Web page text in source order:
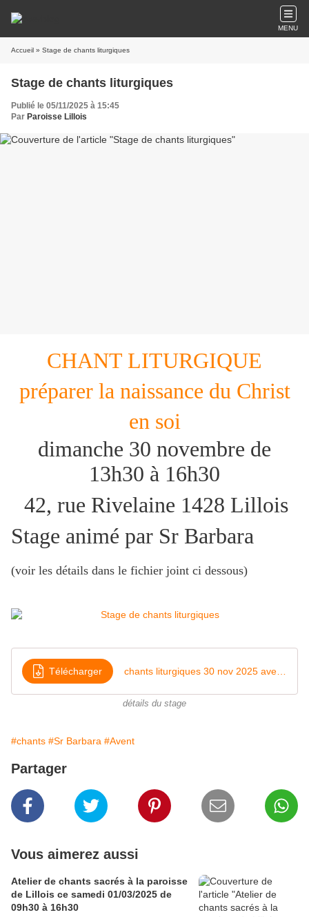
MENU
Accueil » Stage de chants liturgiques
Stage de chants liturgiques
Publié le 05/11/2025 à 15:45
Par Paroisse Lillois
CHANT LITURGIQUE
préparer la naissance du Christ
en soi
dimanche 30 novembre de
13h30 à 16h30
42, rue Rivelaine 1428 Lillois
Stage animé par Sr Barbara
(voir les détails dans le fichier joint ci dessous)
Télécharger
détails du stage
#chants #Sr Barbara #Avent
Partager
Vous aimerez aussi
Atelier de chants sacrés à la paroisse
de Lillois ce samedi 01/03/2025 de
09h30 à 16h30